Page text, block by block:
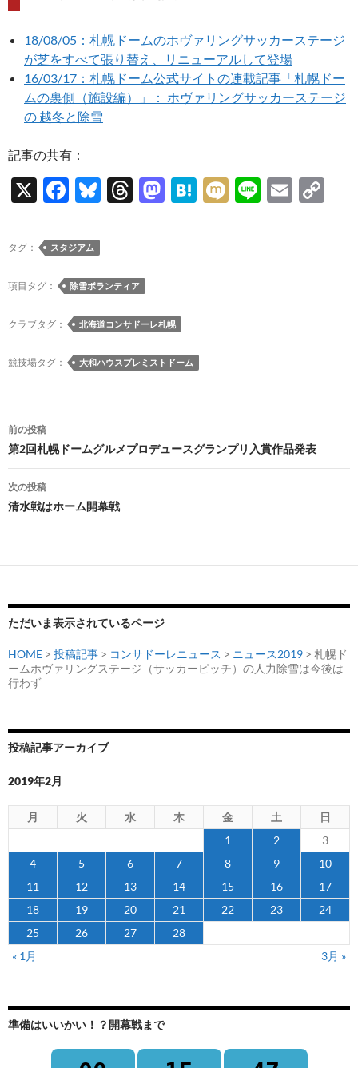
18/08/05：札幌ドームのホヴァリングサッカーステージ
が芝をすべて張り替え、リニューアルして登場
16/03/17：札幌ドーム公式サイトの連載記事「札幌ドー
ムの裏側（施設編）」： ホヴァリングサッカーステージ
の 越冬と除雪
記事の共有：
X
F
e
b
o
o
k
Bl
y
T
ds
M
n
H
M Li
E
タグ： スタジアム
項目タグ： 除雪ボランティア
クラブタグ： 北海道コンサドーレ札幌
競技場タグ： 大和ハウスプレミストドーム
投
稿
ナ
ビ
ゲ
ー
ョ
ン
前の投稿
第2回札幌ドームグルメプロデュースグランプリ入賞作品発表
次の投稿
清水戦はホーム開幕戦
ただいま表示されているページ
HOME > 投稿記事 > コンサドーレニュース > ニュース2019 > 札幌ド
ームホヴァリングステージ（サッカーピッチ）の人力除雪は今後は
行わず
投稿記事アーカイブ
2019年2月
月 火 水 木 金 土
日
1
2
3
4
5 6 7 8 9
10
11
12 13 14 15 16
17
18
19 20 21 22 23
24
25
26 27
28
« 1月
3月 »
準備はいいかい！？開幕戦まで